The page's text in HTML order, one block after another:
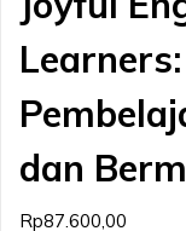
dan
Rp87.600,00